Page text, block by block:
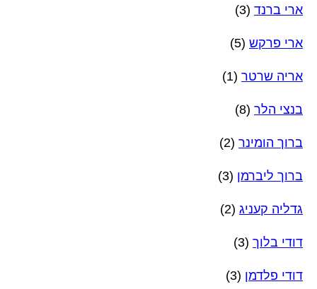
ארי ברנד (3)
ארי פרקש (5)
אריה שרטר (1)
בנצי הלר (8)
ברוך הומינר (2)
ברוך ליברמן (3)
גדליה קעניג (2)
דודי בלוך (3)
דודי פלדמן (3)